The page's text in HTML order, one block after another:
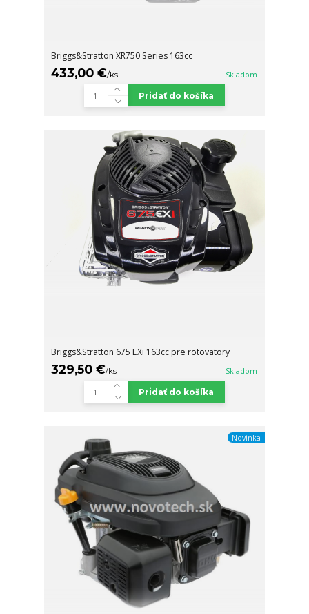
Briggs&Stratton XR750 Series 163cc
433,00 €/ks Skladom
Pridať do košíka
Briggs&Stratton 675 EXi 163cc pre rotovatory
329,50 €/ks Skladom
Pridať do košíka
Novinka